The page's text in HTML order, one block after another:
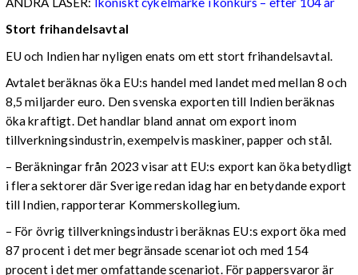
Stort frihandelsavtal
EU och Indien har nyligen enats om ett stort frihandelsavtal.
Avtalet beräknas öka EU:s handel med landet med mellan 8 och
8,5 miljarder euro. Den svenska exporten till Indien beräknas
öka kraftigt. Det handlar bland annat om export inom
tillverkningsindustrin, exempelvis maskiner, papper och stål.
– Beräkningar från 2023 visar att EU:s export kan öka betydligt
i flera sektorer där Sverige redan idag har en betydande export
till Indien, rapporterar Kommerskollegium.
– För övrig tillverkningsindustri beräknas EU:s export öka med
87 procent i det mer begränsade scenariot och med 154
procent i det mer omfattande scenariot. För pappersvaror är